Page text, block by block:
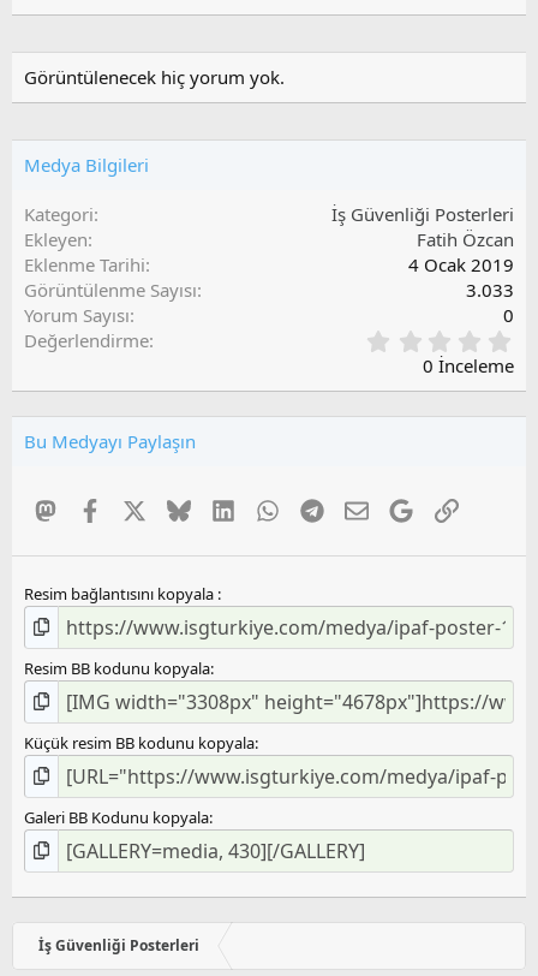
i
Görüntülenecek hiç yorum yok.
Medya Bilgileri
Kategori
İş Güvenliği Posterleri
Ekleyen
Fatih Özcan
Eklenme Tarihi
4 Ocak 2019
Görüntülenme Sayısı
3.033
Yorum Sayısı
0
Değerlendirme
,
O
0 İnceleme
Bu Medyayı Paylaşın
MastodonFacebook BlueskyLinkedInWhatsAppTelegram
E-postaGoogleLink
Resim bağlantısını kopyala
Resim BB kodunu kopyala
Küçük resim BB kodunu kopyala
Galeri BB Kodunu kopyala
İş Güvenliği Posterleri